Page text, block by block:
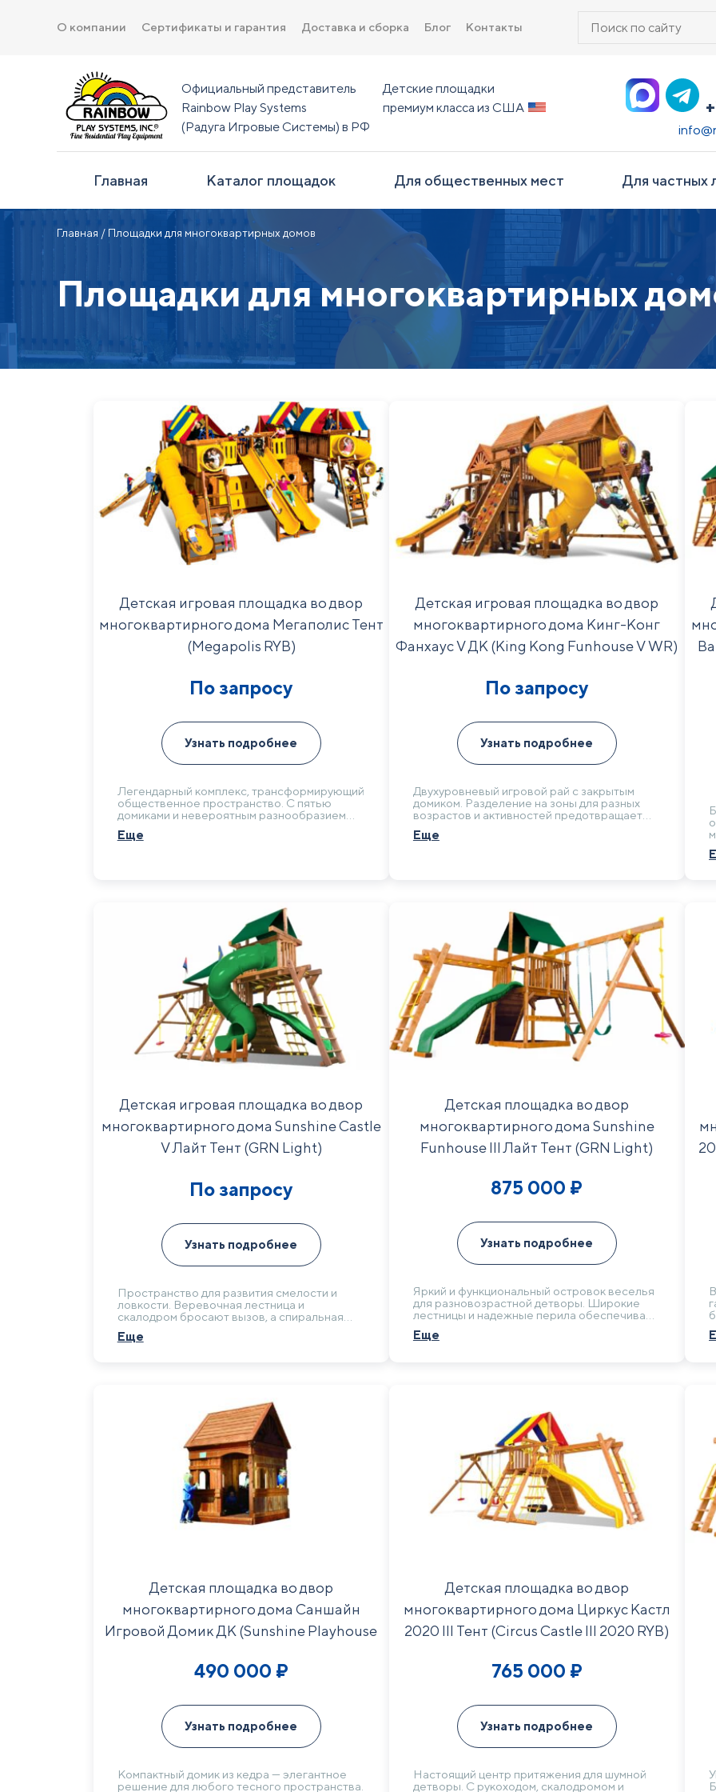
О компании Сертификаты и гарантия Доставка и сборка Блог Контакты
товаров
Официальный представитель
Rainbow Play Systems
(Радуга Игровые Системы) в РФ
Детские площадки
премиум класса из США
Главная Каталог площадок Для общественных мест Для частных
Главная / Площадки для многоквартирных домов
Площадки для многоквартирных
Детская игровая площадка во двор
многоквартирного дома Мегаполис Тент
(Megapolis RYB)
По запросу
Узнать подробнее
Легендарный комплекс, трансформирующий
общественное пространство. С пятью
домиками и невероятным разнообразием
элементов он предназначен для парков и
крупных ЖК. Мегаполис — это готовое,
Еще
Детская игровая площадка во двор
многоквартирного дома Кинг-Конг
Фанхаус V ДК (King Kong Funhouse V WR)
По запросу
Узнать подробнее
Двухуровневый игровой рай с закрытым
домиком. Разделение на зоны для разных
возрастов и активностей предотвращает
конфликты и позволяет комфортно играть
как малышам, так и подросткам. Создает
Еще
Детская игровая площадка во двор
многоквартирного дома Sunshine Castle
V Лайт Тент (GRN Light)
По запросу
Узнать подробнее
Пространство для развития смелости и
ловкости. Веревочная лестница и
скалодром бросают вызов, а спиральная
инвестиция в физическое и эмоциональное
Еще
Детская площадка во двор
многоквартирного дома Sunshine
Funhouse III Лайт Тент (GRN Light)
875 000 ₽
Узнать подробнее
Яркий и функциональный островок веселья
для разновозрастной детворы. Широкие
лестницы и надежные перила обеспечивают
от скалодрома до рукохода делает его
Еще
Детская площадка во двор
многоквартирного дома Саншайн
Игровой Домик ДК (Sunshine Playhouse
490 000 ₽
Узнать подробнее
Компактный домик из кедра — элегантное
решение для любого тесного пространства.
Детская площадка во двор
многоквартирного дома Циркус Кастл
2020 III Тент (Circus Castle III 2020 RYB)
765 000 ₽
Узнать подробнее
Настоящий центр притяжения для шумной
детворы. С рукоходом, скалодромом и